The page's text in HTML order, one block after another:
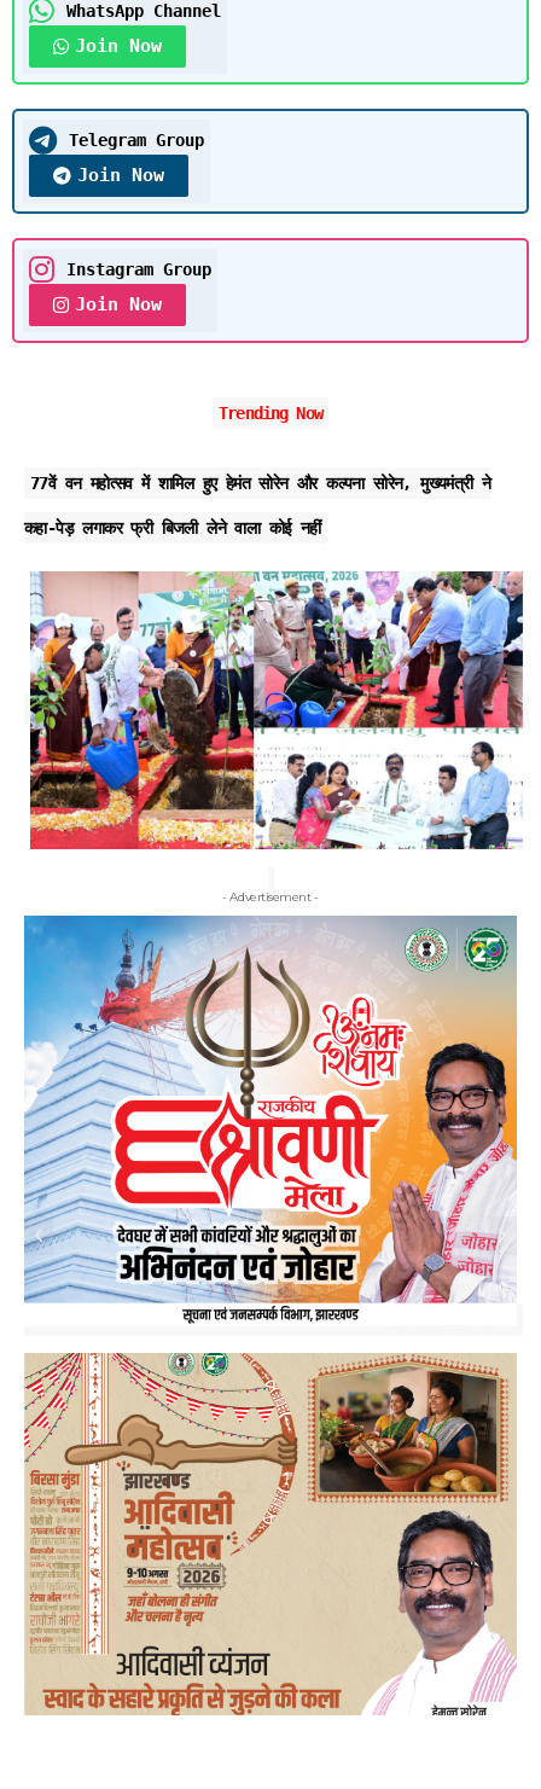
WhatsApp Channel
Join Now
Telegram Group
Join Now
Instagram Group
Join Now
Trending Now
77वें वन महोत्सव में शामिल हुए हेमंत सोरेन और कल्पना सोरेन, मुख्यमंत्री ने
कहा-पेड़ लगाकर फ्री बिजली लेने वाला कोई नहीं
- Advertisement -